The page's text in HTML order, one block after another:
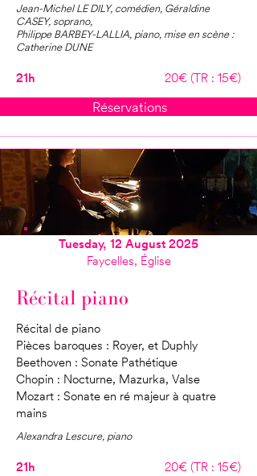
Jean-Michel LE DILY, comédien, Géraldine
CASEY, soprano,
Philippe BARBEY-LALLIA, piano, mise en scène :
Catherine DUNE
21h 20€ (TR : 15€)
Réservations
Récital piano
Récital de piano
Pièces baroques : Royer, et Duphly
Beethoven : Sonate Pathétique
Chopin : Nocturne, Mazurka, Valse
Mozart : Sonate en ré majeur à quatre
mains
Alexandra Lescure, piano
21h 20€ (TR : 15€)
Tuesday, 12 August 2025
Faycelles, Église